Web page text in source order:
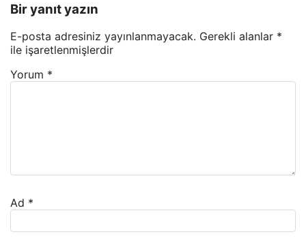
Bir yanıt yazın
E-posta adresiniz yayınlanmayacak. Gerekli alanlar *
ile işaretlenmişlerdir
Yorum *
Ad *